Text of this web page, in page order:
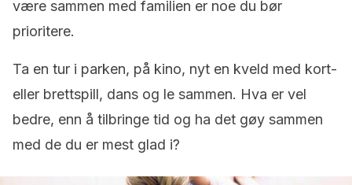
være sammen med familien er noe du bør
prioritere.
Ta en tur i parken, på kino, nyt en kveld med kort-
eller brettspill, dans og le sammen. Hva er vel
bedre, enn å tilbringe tid og ha det gøy sammen
med de du er mest glad i?